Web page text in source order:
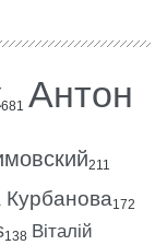
681 Антон
211
172
138 Віталій